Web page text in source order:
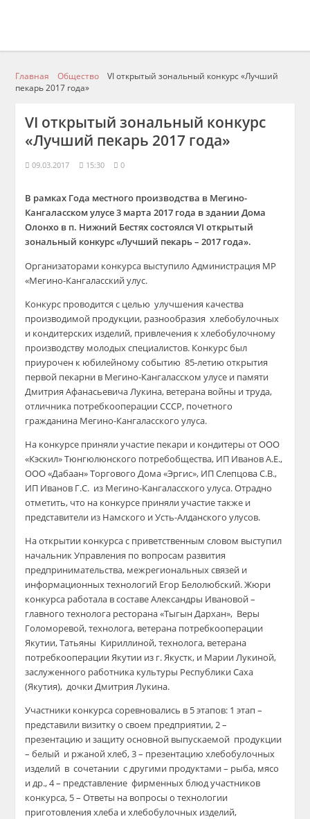
Главная Общество
VI открытый зональный конкурс «Лучший
пекарь 2017 года»
VI открытый зональный конкурс
«Лучший пекарь 2017 года»
09.03.2017 15:30 0
В рамках Года местного производства в Мегино-
Кангаласском улусе 3 марта 2017 года в здании Дома
Олонхо в п. Нижний Бестях состоялся VI открытый
зональный конкурс «Лучший пекарь – 2017 года».
Организаторами конкурса выступило Администрация МР
«Мегино-Кангаласский улус.
Конкурс проводится с целью улучшения качества
производимой продукции, разнообразия хлебобулочных
и кондитерских изделий, привлечения к хлебобулочному
производству молодых специалистов. Конкурс был
приурочен к юбилейному событию 85-летию открытия
первой пекарни в Мегино-Кангаласском улусе и памяти
Дмитрия Афанасьевича Лукина, ветерана войны и труда,
отличника потребкооперации СССР, почетного
гражданина Мегино-Кангаласского улуса.
На конкурсе приняли участие пекари и кондитеры от ООО
«Кэскил» Тюнгюлюнского потребобщества, ИП Иванов А.Е.,
ООО «Дабаан» Торгового Дома «Эргис», ИП Слепцова С.В.,
ИП Иванов Г.С. из Мегино-Кангаласского улуса. Отрадно
отметить, что на конкурсе приняли участие также и
представители из Намского и Усть-Алданского улусов.
На открытии конкурса с приветственным словом выступил
начальник Управления по вопросам развития
предпринимательства, межрегиональных связей и
информационных технологий Егор Белолюбский. Жюри
конкурса работала в составе Александры Ивановой –
главного технолога ресторана «Тыгын Дархан», Веры
Голоморевой, технолога, ветерана потребкооперации
Якутии, Татьяны Кириллиной, технолога, ветерана
потребкооперации Якутии из г. Якустк, и Марии Лукиной,
заслуженного работника культуры Республики Саха
(Якутия), дочки Дмитрия Лукина.
Участники конкурса соревновались в 5 этапов: 1 этап –
представили визитку о своем предприятии, 2 –
презентацию и защиту основной выпускаемой продукции
– белый и ржаной хлеб, 3 – презентацию хлебобулочных
изделий в сочетании с другими продуктами – рыба, мясо
и др., 4 – представление фирменных блюд участников
конкурса, 5 – Ответы на вопросы о технологии
приготовления хлеба и хлебобулочных изделий,